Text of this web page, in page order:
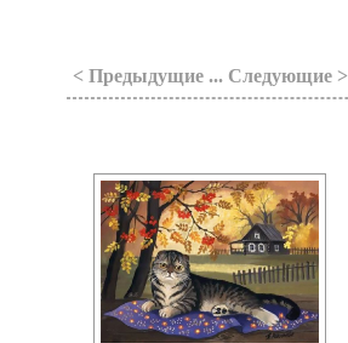
< Предыдущие ... Следующие >